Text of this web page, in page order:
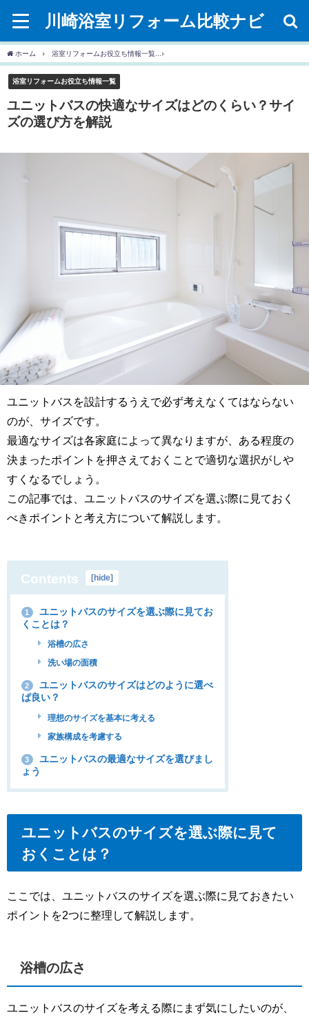
川崎浴室リフォーム比較ナビ
ホーム 浴室リフォームお役立ち情報一覧
浴室リフォームお役立ち情報一覧
ユニットバスの快適なサイズはどのくらい？サイ
ズの選び方を解説
ユニットバスを設計するうえで必ず考えなくてはならない
のが、サイズです。
最適なサイズは各家庭によって異なりますが、ある程度の
決まったポイントを押さえておくことで適切な選択がしや
すくなるでしょう。
この記事では、ユニットバスのサイズを選ぶ際に見ておく
べきポイントと考え方について解説します。
Contents [hide]
1
ユニットバスのサイズを選ぶ際に見てお
くことは？
浴槽の広さ
洗い場の面積
2
ユニットバスのサイズはどのように選べ
ば良い？
理想のサイズを基本に考える
家族構成を考慮する
3
ユニットバスの最適なサイズを選びまし
ょう
ユニットバスのサイズを選ぶ際に見て
おくことは？
ここでは、ユニットバスのサイズを選ぶ際に見ておきたい
ポイントを2つに整理して解説します。
浴槽の広さ
ユニットバスのサイズを考える際にまず気にしたいのが、